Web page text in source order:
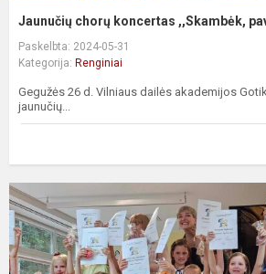
Jaunučių chorų koncertas ,,Skambėk,
Paskelbta: 2024-05-31
Kategorija: Renginiai
Gegužės 26 d. Vilniaus dailės akademijos
jaunučių...